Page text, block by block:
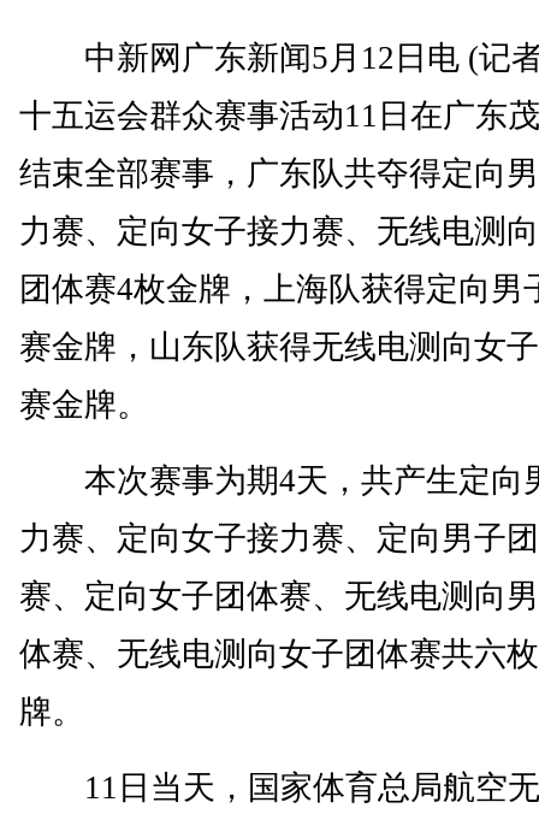
中新网广东新闻5月12日电 (记
十五运会群众赛事活动11日在广东
结束全部赛事，广东队共夺得定向
力赛、定向女子接力赛、无线电测
团体赛4枚金牌，上海队获得定向男
赛金牌，山东队获得无线电测向女
赛金牌。
本次赛事为期4天，共产生定向
力赛、定向女子接力赛、定向男子
赛、定向女子团体赛、无线电测向
体赛、无线电测向女子团体赛共六
牌。
11日当天，国家体育总局航空